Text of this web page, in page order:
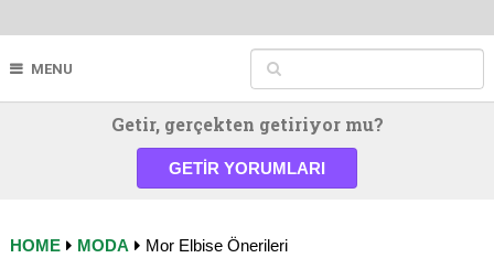
MENU
Getir, gerçekten getiriyor mu?
GETIR YORUMLARI
HOME MODA Mor Elbise Önerileri